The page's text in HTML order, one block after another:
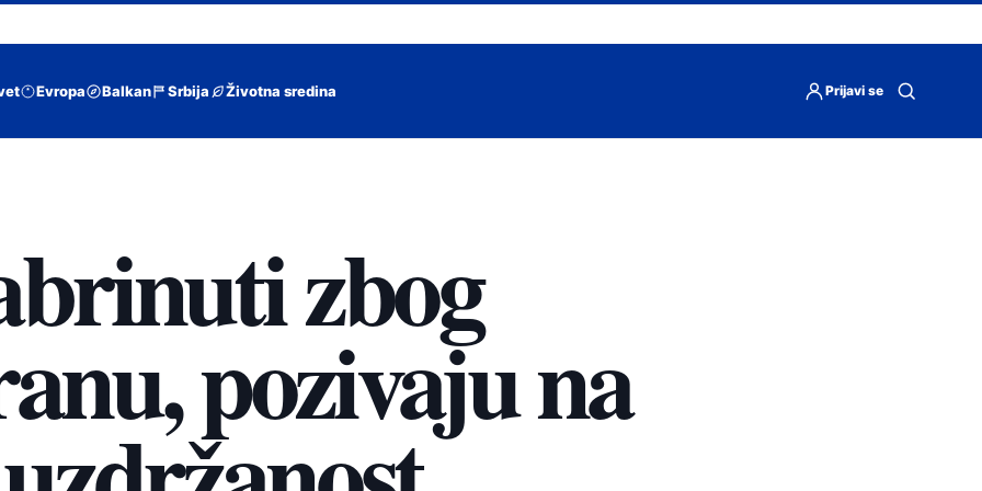
Evropa Balkan Srbija Životna sredina Prijavi se
Otvori
zbog
pozivaju na